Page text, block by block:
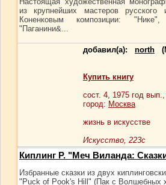
из крупнейших мастеров русского
Коненковым композиции:
"Паганини&...
добавил(а): north
Купить книгу
сост. 4, 1975 год
город: Москва
жизнь в искусстве
Искусство, 223с
Киплинг Р. "Меч Виланда:
Избранные сказки из двух
"Puck of Pook's Hill" (Пак с Волшебных